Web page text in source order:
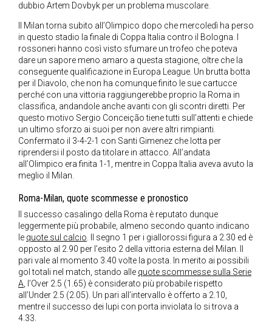
dubbio Artem Dovbyk per un problema muscolare.
Il Milan torna subito all’Olimpico dopo che mercoledì ha perso
in questo stadio la finale di Coppa Italia contro il Bologna. I
rossoneri hanno così visto sfumare un trofeo che poteva
dare un sapore meno amaro a questa stagione, oltre che la
conseguente qualificazione in Europa League. Un brutta botta
per il Diavolo, che non ha comunque finito le sue cartucce
perché con una vittoria raggiungerebbe proprio la Roma in
classifica, andandole anche avanti con gli scontri diretti. Per
questo motivo Sergio Conceição tiene tutti sull’attenti e chiede
un ultimo sforzo ai suoi per non avere altri rimpianti.
Confermato il 3-4-2-1 con Santi Gimenez che lotta per
riprendersi il posto da titolare in attacco. All’andata
all’Olimpico era finita 1-1, mentre in Coppa Italia aveva avuto la
meglio il Milan.
Roma-Milan, quote scommesse e pronostico
Il successo casalingo della Roma è reputato dunque
leggermente più probabile, almeno secondo quanto indicano
le quote sul calcio. Il segno 1 per i giallorossi figura a 2.30 ed è
opposto al 2.90 per l’esito 2 della vittoria esterna del Milan. Il
pari vale al momento 3.40 volte la posta. In merito ai possibili
gol totali nel match, stando alle quote scommesse sulla Serie
A, l’Over 2.5 (1.65) è considerato più probabile rispetto
all’Under 2.5 (2.05). Un pari all’intervallo è offerto a 2.10,
mentre il successo dei lupi con porta inviolata lo si trova a
4.33.